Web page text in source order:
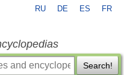
RU DE ES FR
Search!